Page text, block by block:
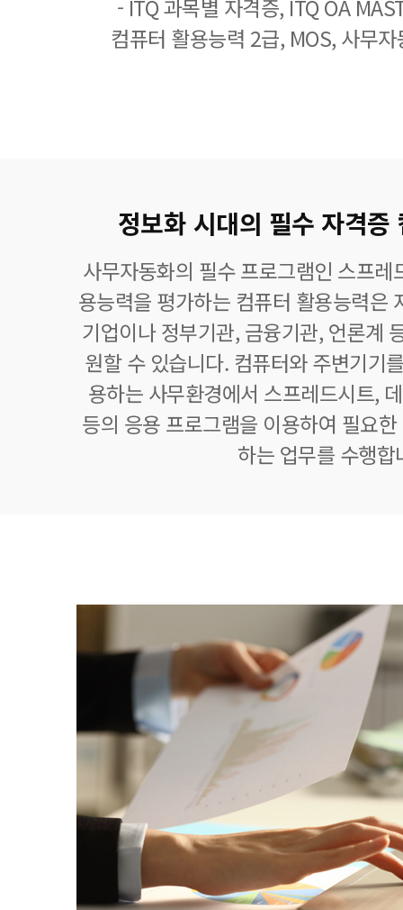
- ITQ 과목별 자격증, ITQ OA
컴퓨터 활용능력 2급, MOS, 사무
정보화 시대의 필수 자격증
사무자동화의 필수 프로그램인 스프
용능력을 평가하는 컴퓨터 활용능력은
기업이나 정부기관, 금융기관, 언론계
원할 수 있습니다. 컴퓨터와 주변기기
용하는 사무환경에서 스프레드시트,
등의 응용 프로그램을 이용하여 필요
하는 업무를 수행합